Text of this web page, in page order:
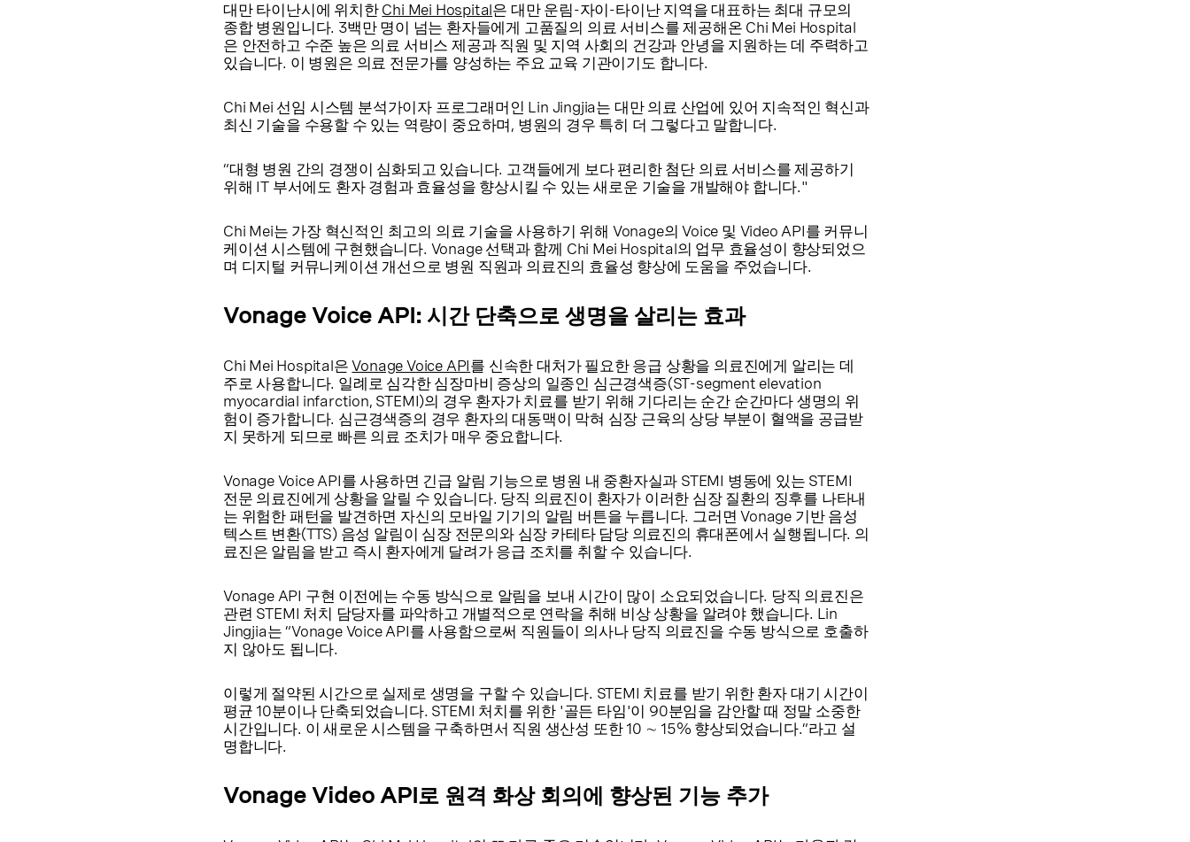
대만 타이난시에 위치한 Chi Mei Hospital은 대만 운림-자이-타이난 지역을 대표하는 최대 규모의
종합 병원입니다. 3백만 명이 넘는 환자들에게 고품질의 의료 서비스를 제공해온 Chi Mei Hospital
은 안전하고 수준 높은 의료 서비스 제공과 직원 및 지역 사회의 건강과 안녕을 지원하는 데 주력하고
있습니다. 이 병원은 의료 전문가를 양성하는 주요 교육 기관이기도 합니다.
Chi Mei 선임 시스템 분석가이자 프로그래머인 Lin Jingjia는 대만 의료 산업에 있어 지속적인 혁신과
최신 기술을 수용할 수 있는 역량이 중요하며, 병원의 경우 특히 더 그렇다고 말합니다.
“대형 병원 간의 경쟁이 심화되고 있습니다. 고객들에게 보다 편리한 첨단 의료 서비스를 제공하기
위해 IT 부서에도 환자 경험과 효율성을 향상시킬 수 있는 새로운 기술을 개발해야 합니다."
Chi Mei는 가장 혁신적인 최고의 의료 기술을 사용하기 위해 Vonage의 Voice 및 Video API를 커뮤니
케이션 시스템에 구현했습니다. Vonage 선택과 함께 Chi Mei Hospital의 업무 효율성이 향상되었으
며 디지털 커뮤니케이션 개선으로 병원 직원과 의료진의 효율성 향상에 도움을 주었습니다.
Vonage Voice API: 시간 단축으로 생명을 살리는 효과
Chi Mei Hospital은Vonage Voice API를 신속한 대처가 필요한 응급 상황을 의료진에게 알리는 데
주로 사용합니다. 일례로 심각한 심장마비 증상의 일종인 심근경색증(ST-segment elevation
myocardial infarction, STEMI)의 경우 환자가 치료를 받기 위해 기다리는 순간 순간마다 생명의 위
험이 증가합니다. 심근경색증의 경우 환자의 대동맥이 막혀 심장 근육의 상당 부분이 혈액을 공급받
지 못하게 되므로 빠른 의료 조치가 매우 중요합니다.
Vonage Voice API를 사용하면 긴급 알림 기능으로 병원 내 중환자실과 STEMI 병동에 있는 STEMI
전문 의료진에게 상황을 알릴 수 있습니다. 당직 의료진이 환자가 이러한 심장 질환의 징후를 나타내
는 위험한 패턴을 발견하면 자신의 모바일 기기의 알림 버튼을 누릅니다. 그러면 Vonage 기반 음성
텍스트 변환(TTS) 음성 알림이 심장 전문의와 심장 카테타 담당 의료진의 휴대폰에서 실행됩니다. 의
료진은 알림을 받고 즉시 환자에게 달려가 응급 조치를 취할 수 있습니다.
Vonage API 구현 이전에는 수동 방식으로 알림을 보내 시간이 많이 소요되었습니다. 당직 의료진은
관련 STEMI 처치 담당자를 파악하고 개별적으로 연락을 취해 비상 상황을 알려야 했습니다. Lin
Jingjia는 “Vonage Voice API를 사용함으로써 직원들이 의사나 당직 의료진을 수동 방식으로 호출하
지 않아도 됩니다.
이렇게 절약된 시간으로 실제로 생명을 구할 수 있습니다. STEMI 치료를 받기 위한 환자 대기 시간이
평균 10분이나 단축되었습니다. STEMI 처치를 위한 '골든 타임'이 90분임을 감안할 때 정말 소중한
시간입니다. 이 새로운 시스템을 구축하면서 직원 생산성 또한 10 ∼ 15% 향상되었습니다.”라고 설
명합니다.
Vonage Video API로 원격 화상 회의에 향상된 기능 추가